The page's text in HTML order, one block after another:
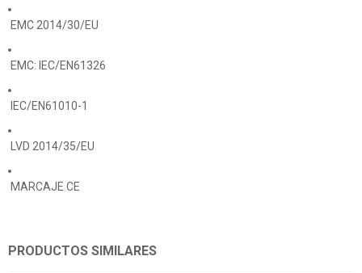
EMC 2014/30/EU
EMC: IEC/EN61326
IEC/EN61010-1
LVD 2014/35/EU
MARCAJE CE
PRODUCTOS SIMILARES